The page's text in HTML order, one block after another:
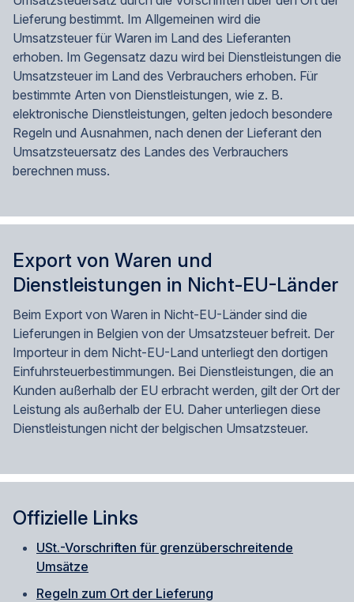
Lieferung bestimmt. Im Allgemeinen wird die
Umsatzsteuer für Waren im Land des Lieferanten
erhoben. Im Gegensatz dazu wird bei Dienstleistungen die
Umsatzsteuer im Land des Verbrauchers erhoben. Für
bestimmte Arten von Dienstleistungen, wie z. B.
elektronische Dienstleistungen, gelten jedoch besondere
Regeln und Ausnahmen, nach denen der Lieferant den
Umsatzsteuersatz des Landes des Verbrauchers
berechnen muss.
Export von Waren und
Dienstleistungen in Nicht-EU-Länder
Beim Export von Waren in Nicht-EU-Länder sind die
Lieferungen in Belgien von der Umsatzsteuer befreit. Der
Importeur in dem Nicht-EU-Land unterliegt den dortigen
Einfuhrsteuerbestimmungen. Bei Dienstleistungen, die an
Kunden außerhalb der EU erbracht werden, gilt der Ort der
Leistung als außerhalb der EU. Daher unterliegen diese
Dienstleistungen nicht der belgischen Umsatzsteuer.
Offizielle Links
USt.-Vorschriften für grenzüberschreitende
Umsätze
Regeln zum Ort der Lieferung